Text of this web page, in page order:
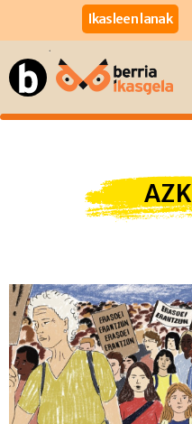
Ikasleen lanak